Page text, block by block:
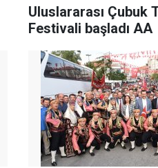
Uluslararası Çubuk
Festivali başladı AA